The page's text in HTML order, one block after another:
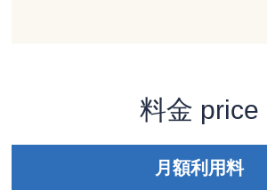
料金 price
月額利用料